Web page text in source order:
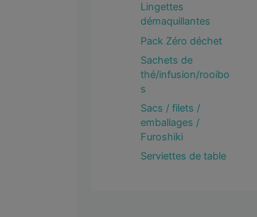
Lingettes
démaquillantes
Pack Zéro déchet
Sachets de
thé/infusion/rooibo
s
Sacs / filets /
emballages /
Furoshiki
Serviettes de table